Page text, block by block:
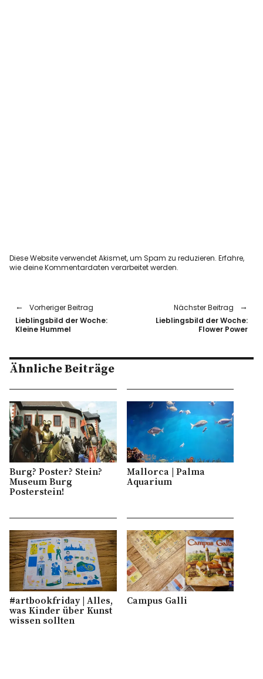
Diese Website verwendet Akismet, um Spam zu reduzieren.Erfahre,
wie deine Kommentardaten verarbeitet werden.
Vorheriger Beitrag
Lieblingsbild der Woche:
Kleine Hummel
Nächster Beitrag
Lieblingsbild der Woche:
Flower Power
Ähnliche Beiträge
Burg? Poster? Stein?
Museum Burg
Posterstein!
Mallorca | Palma
Aquarium
#artbookfriday | Alles,
was Kinder über Kunst
wissen sollten
Campus Galli